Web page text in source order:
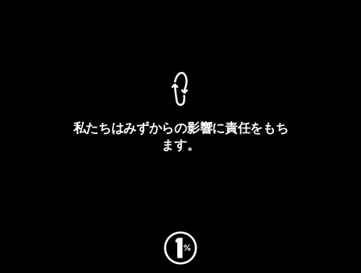
私たちはみずからの影響に責任をもち
ます。